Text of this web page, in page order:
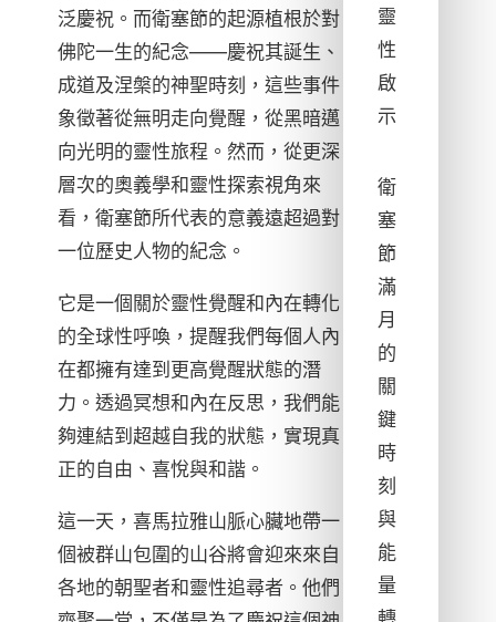
泛慶祝。而衛塞節的起源植根於對
佛陀一生的紀念——慶祝其誕生、
成道及涅槃的神聖時刻，這些事件
象徵著從無明走向覺醒，從黑暗邁
向光明的靈性旅程。然而，從更深
層次的奧義學和靈性探索視角來
看，衛塞節所代表的意義遠超過對
一位歷史人物的紀念。
它是一個關於靈性覺醒和內在轉化
的全球性呼喚，提醒我們每個人內
在都擁有達到更高覺醒狀態的潛
力。透過冥想和內在反思，我們能
夠連結到超越自我的狀態，實現真
正的自由、喜悅與和諧。
這一天，喜馬拉雅山脈心臟地帶一
個被群山包圍的山谷將會迎來來自
各地的朝聖者和靈性追尋者。他們
靈
性
啟
示
衛
塞
節
滿
月
的
關
鍵
時
刻
與
能
量